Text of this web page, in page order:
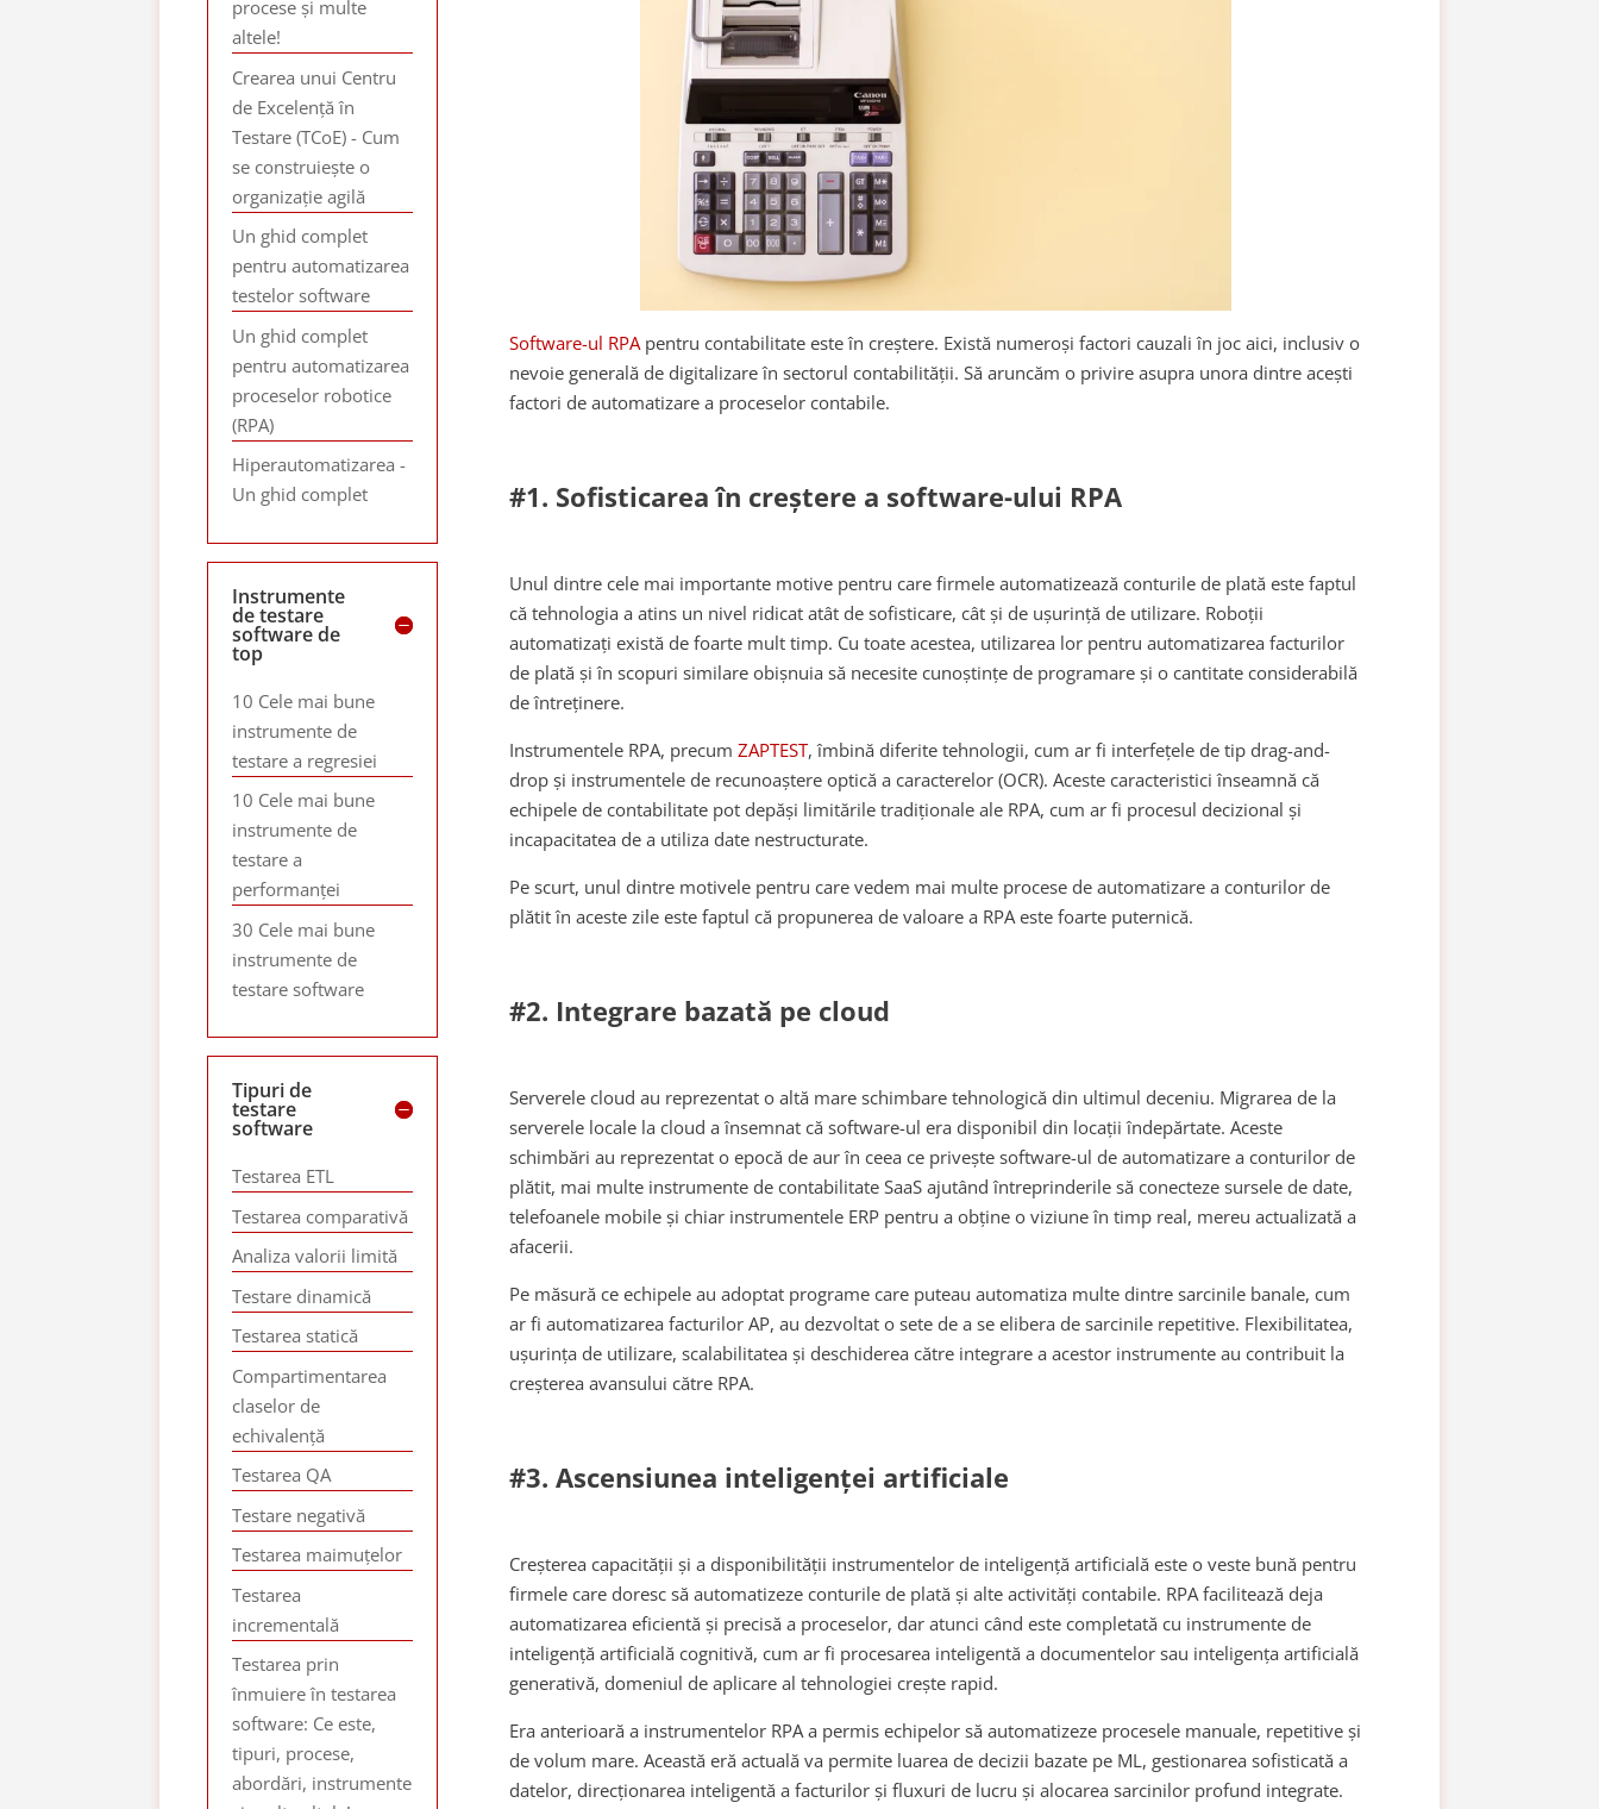
Software-ul RPApentru contabilitate este în creștere. Există numeroși factori cauzali în joc aici, inclusiv o
nevoie generală de digitalizare în sectorul contabilității. Să aruncăm o privire asupra unora dintre acești
factori de automatizare a proceselor contabile.
#1. Sofisticarea în creștere a software-ului RPA
Unul dintre cele mai importante motive pentru care firmele automatizează conturile de plată este faptul
că tehnologia a atins un nivel ridicat atât de sofisticare, cât și de ușurință de utilizare. Roboții
automatizați există de foarte mult timp. Cu toate acestea, utilizarea lor pentru automatizarea facturilor
de plată și în scopuri similare obișnuia să necesite cunoștințe de programare și o cantitate considerabilă
de întreținere.
Instrumentele RPA, precumZAPTEST, îmbină diferite tehnologii, cum ar fi interfețele de tip drag-and-
drop și instrumentele de recunoaștere optică a caracterelor (OCR). Aceste caracteristici înseamnă că
echipele de contabilitate pot depăși limitările tradiționale ale RPA, cum ar fi procesul decizional și
incapacitatea de a utiliza date nestructurate.
Pe scurt, unul dintre motivele pentru care vedem mai multe procese de automatizare a conturilor de
plătit în aceste zile este faptul că propunerea de valoare a RPA este foarte puternică.
#2. Integrare bazată pe cloud
Serverele cloud au reprezentat o altă mare schimbare tehnologică din ultimul deceniu. Migrarea de la
serverele locale la cloud a însemnat că software-ul era disponibil din locații îndepărtate. Aceste
schimbări au reprezentat o epocă de aur în ceea ce privește software-ul de automatizare a conturilor de
plătit, mai multe instrumente de contabilitate SaaS ajutând întreprinderile să conecteze sursele de date,
telefoanele mobile și chiar instrumentele ERP pentru a obține o viziune în timp real, mereu actualizată a
afacerii.
Pe măsură ce echipele au adoptat programe care puteau automatiza multe dintre sarcinile banale, cum
ar fi automatizarea facturilor AP, au dezvoltat o sete de a se elibera de sarcinile repetitive. Flexibilitatea,
ușurința de utilizare, scalabilitatea și deschiderea către integrare a acestor instrumente au contribuit la
creșterea avansului către RPA.
#3. Ascensiunea inteligenței artificiale
Creșterea capacității și a disponibilității instrumentelor de inteligență artificială este o veste bună pentru
firmele care doresc să automatizeze conturile de plată și alte activități contabile. RPA facilitează deja
automatizarea eficientă și precisă a proceselor, dar atunci când este completată cu instrumente de
inteligență artificială cognitivă, cum ar fi procesarea inteligentă a documentelor sau inteligența artificială
generativă, domeniul de aplicare al tehnologiei crește rapid.
Era anterioară a instrumentelor RPA a permis echipelor să automatizeze procesele manuale, repetitive și
de volum mare. Această eră actuală va permite luarea de decizii bazate pe ML, gestionarea sofisticată a
datelor, direcționarea inteligentă a facturilor și fluxuri de lucru și alocarea sarcinilor profund integrate.
procese și multe
altele!
Crearea unui Centru
de Excelență în
Testare (TCoE) - Cum
se construiește o
organizație agilă
Un ghid complet
pentru automatizarea
testelor software
Un ghid complet
pentru automatizarea
proceselor robotice
(RPA)
Hiperautomatizarea -
Un ghid complet
Instrumente
de testare
software de
top
10 Cele mai bune
instrumente de
testare a regresiei
10 Cele mai bune
instrumente de
testare a
performanței
30 Cele mai bune
instrumente de
testare software
Tipuri de
testare
software
Testarea ETL
Testarea comparativă
Analiza valorii limită
Testare dinamică
Testarea statică
Compartimentarea
claselor de
echivalență
Testarea QA
Testare negativă
Testarea maimuțelor
Testarea
incrementală
Testarea prin
înmuiere în testarea
software: Ce este,
tipuri, procese,
abordări, instrumente